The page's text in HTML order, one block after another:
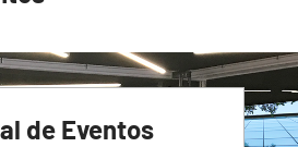
de Eventos